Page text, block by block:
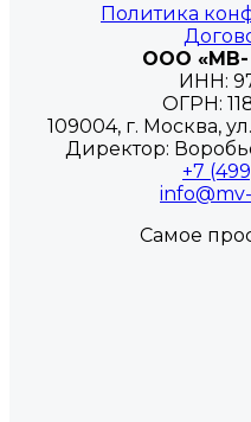
Политика
ООО «МВ-
ИНН:
ОГРН:
109004, г. Москва,
Директор:
+7
Самое